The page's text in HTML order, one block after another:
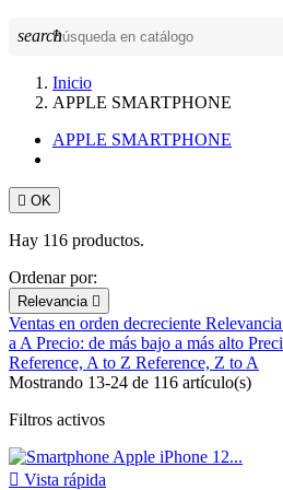
search
Inicio
APPLE SMARTPHONE
APPLE SMARTPHONE
 OK
Hay 116 productos.
Ordenar por:
Relevancia 
Ventas en orden decreciente Relevancia
a A Precio: de más bajo a más alto
Reference, A to Z Reference, Z to A
Mostrando 13-24 de 116 artículo(s)
Filtros activos
 Vista rápida